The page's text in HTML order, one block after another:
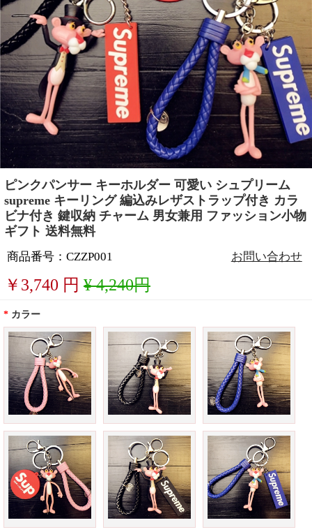
ピンクパンサー キーホルダー 可愛い シュプリーム
supreme キーリング 編込みレザストラップ付き カラ
ビナ付き 鍵収納 チャーム 男女兼用 ファッション小物
ギフト 送料無料
商品番号：CZZP001 お問い合わせ
￥ 3,740 円 ¥ 4,240円
* カラー